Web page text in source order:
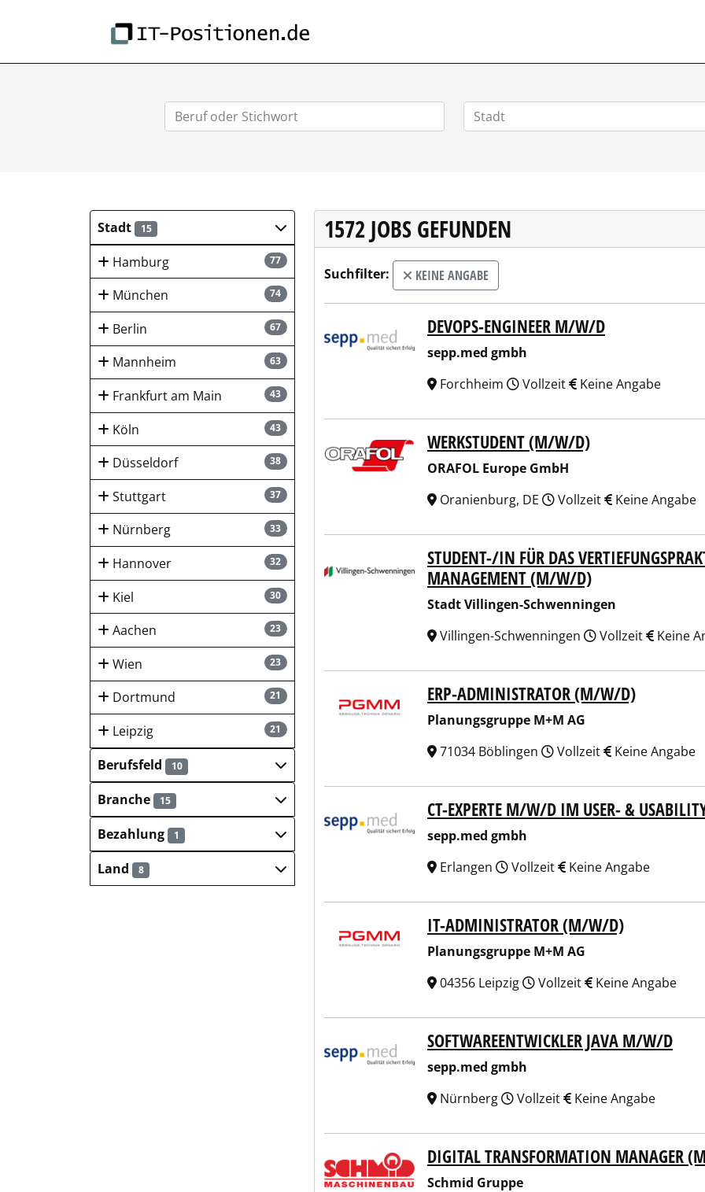
Stadt 15
77
Hamburg
74
München
67
Berlin
63
Mannheim
43
Frankfurt am Main
43
Köln
38
Düsseldorf
37
Stuttgart
33
Nürnberg
32
Hannover
30
Kiel
23
Aachen
23
Wien
21
Dortmund
21
Leipzig
Berufsfeld
10
Branche 15
Bezahlung 1
Land 8
1572 JOBS GEFUNDEN
Suchfilter: KEINE ANGABE
DEVOPS-ENGINEER M/W/D
sepp.med gmbh
Forchheim
Vollzeit Keine Angabe
ORAFOL Europe GmbHWERKSTUDENT (M/W/D)
ORAFOL Europe GmbH
Oranienburg, DE
Vollzeit Keine Angabe
Stadt Villingen-SchwenningenSTUDENT-/IN FÜR DAS
MANAGEMENT (M/W/D)
Stadt Villingen-Schwenningen
Villingen-Schwenningen
Vollzeit Keine
Planungsgruppe M+M AGERP-ADMINISTRATOR (M/W/D)
Planungsgruppe M+M AG
71034 Böblingen
Vollzeit Keine Angabe
CT-EXPERTE M/W/D IM USER- &
sepp.med gmbh
Erlangen
Vollzeit Keine Angabe
Planungsgruppe M+M AGIT-ADMINISTRATOR (M/W/D)
Planungsgruppe M+M AG
04356 Leipzig
Vollzeit Keine Angabe
SOFTWAREENTWICKLER JAVA M/W/D
sepp.med gmbh
Nürnberg
Vollzeit Keine Angabe
Schmid Gruppe DIGITAL TRANSFORMATION MANAGER
Schmid Gruppe